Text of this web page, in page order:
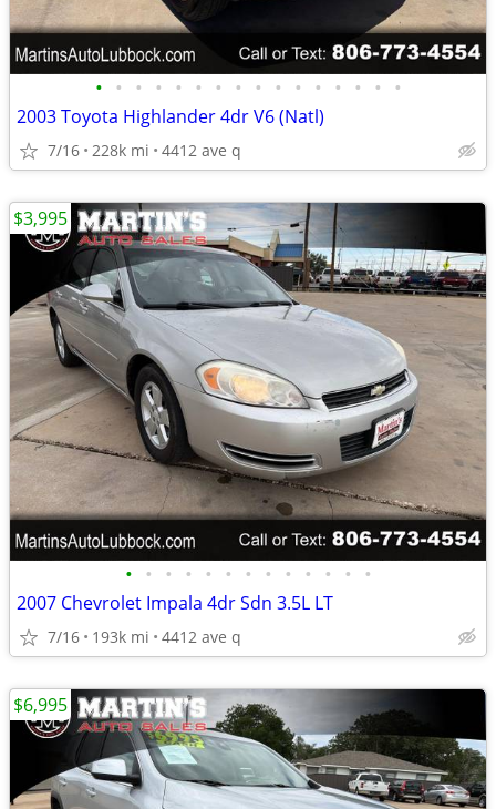
• • • • • • • • • • • • • • • •
2003 Toyota Highlander 4dr V6 (Natl)
7/16 228k mi 4412 ave q
• • • • • • • • • • • • •
2007 Chevrolet Impala 4dr Sdn 3.5L LT
7/16 193k mi 4412 ave q
$3,995
$6,995